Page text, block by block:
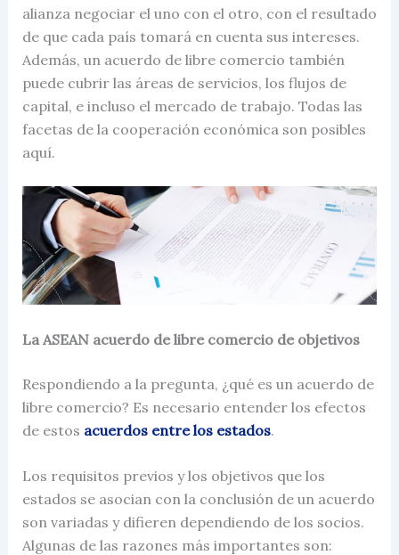
alianza negociar el uno con el otro, con el resultado
de que cada país tomará en cuenta sus intereses.
Además, un acuerdo de libre comercio también
puede cubrir las áreas de servicios, los flujos de
capital, e incluso el mercado de trabajo. Todas las
facetas de la cooperación económica son posibles
aquí.
La ASEAN acuerdo de libre comercio de objetivos
Respondiendo a la pregunta, ¿qué es un acuerdo de
libre comercio? Es necesario entender los efectos
de estos acuerdos entre los estados.
Los requisitos previos y los objetivos que los
estados se asocian con la conclusión de un acuerdo
son variadas y difieren dependiendo de los socios.
Algunas de las razones más importantes son: